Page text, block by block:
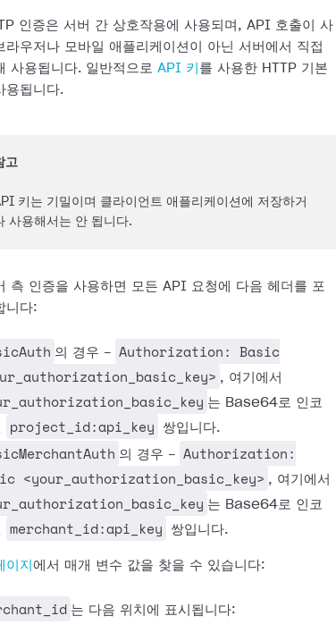
인증은 서버 간 상호작용에 사용되며, API 호출이 사
라우저나 모바일 애플리케이션이 아닌 서버에서 직접
사용됩니다. 일반적으로 API 키 를 사용한 HTTP 기본
용됩니다.
고
키는 기밀이며 클라이언트 애플리케이션에 저장하거
사용해서는 안 됩니다.
측 인증을 사용하면 모든 API 요청에 다음 헤더를 포
니다:
의 경우 - Authorization: Basic
, 여기에서
는 Base64로 인코
project_id:api_key 쌍입니다.
의 경우 - Authorization:
<your_authorization_basic_key> , 여기에서
는 Base64로 인코
merchant_id:api_key 쌍입니다.
이지 에서 매개 변수 값을 찾을 수 있습니다:
는 다음 위치에 표시됩니다: